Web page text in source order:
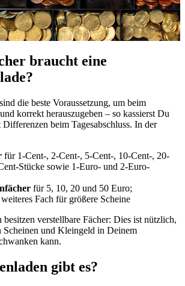
braucht eine
die beste Voraussetzung, um beim
korrekt herauszugeben – so kassierst Du
beim Tagesabschluss. In der
für 1-Cent-, 2-Cent-, 5-Cent-, 10-Cent-, 20-
Stücke sowie 1-Euro- und 2-Euro-
für 5, 10, 20 und 50 Euro;
Fach für größere Scheine
besitzen verstellbare Fächer: Dies ist nützlich,
Scheinen und Kleingeld in Deinem
kann.
gibt es?